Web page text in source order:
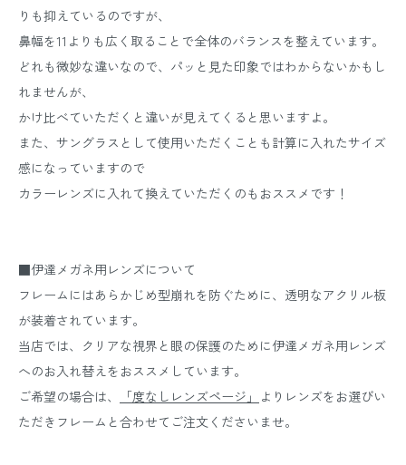
りも抑えているのですが、
鼻幅を11よりも広く取ることで全体のバランスを整えています。
どれも微妙な違いなので、パッと見た印象ではわからないかもし
れませんが、
かけ比べていただくと違いが見えてくると思いますよ。
また、サングラスとして使用いただくことも計算に入れたサイズ
感になっていますので
カラーレンズに入れて換えていただくのもおススメです！
■伊達メガネ用レンズについて
フレームにはあらかじめ型崩れを防ぐために、透明なアクリル板
が装着されています。
当店では、クリアな視界と眼の保護のために伊達メガネ用レンズ
へのお入れ替えをおススメしています。
ご希望の場合は、
「度なしレンズページ」 よりレンズをお選びい
ただきフレームと合わせてご注文くださいませ。